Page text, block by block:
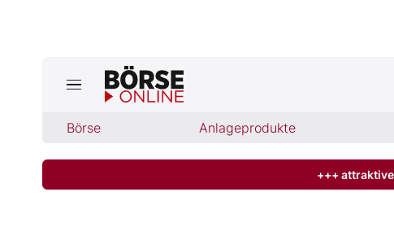
Börse Anlageprodukte
Börse
+++